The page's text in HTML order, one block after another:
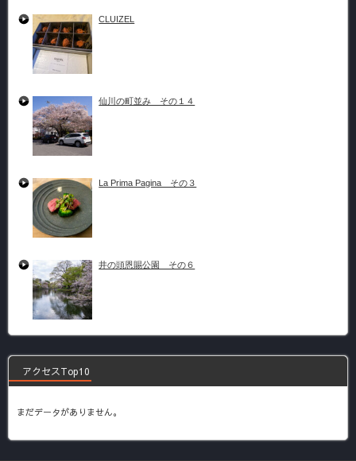
CLUIZEL
仙川の町並み その１４
La Prima Pagina その３
井の頭恩賜公園 その６
アクセスTop10
まだデータがありません。